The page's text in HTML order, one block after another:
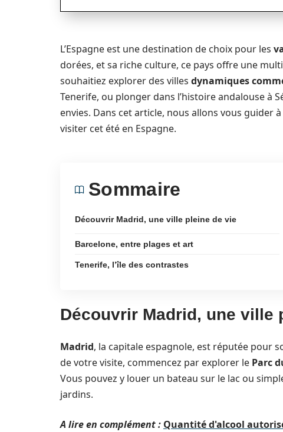
L’Espagne est une destination de choix pour les
dorées, et sa riche culture, ce pays offre une
souhaitiez explorer des villes dynamiques
Tenerife, ou plonger dans l’histoire andalouse à
envies. Dans cet article, nous allons vous guider
visiter cet été en Espagne.
Sommaire
Découvrir Madrid, une ville pleine de vie
Barcelone, entre plages et art
Tenerife, l’île des contrastes
Découvrir Madrid, une ville
Madrid, la capitale espagnole, est réputée pour
de votre visite, commencez par explorer le Parc
Vous pouvez y louer un bateau sur le lac ou
jardins.
A lire en complément : Quantité d'alcool